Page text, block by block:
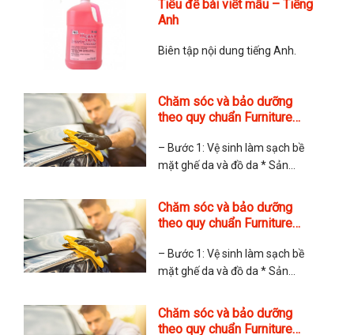
Tiêu đề bài viết mẫu – Tiếng
Anh
Biên tập nội dung tiếng Anh.
Chăm sóc và bảo dưỡng
theo quy chuẩn Furniture
– Bước 1: Vệ sinh làm sạch bề
mặt ghế da và đồ da * Sản
Clean. Sản phẩm gồm các dung
tích 100ml, 250ml, 500ml và 5 lít
ngấm nước vào bề mặt): Phun
Leather Ultra
Chăm sóc và bảo dưỡng
theo quy chuẩn Furniture
– Bước 1: Vệ sinh làm sạch bề
mặt ghế da và đồ da * Sản
Clean. Sản phẩm gồm các dung
tích 100ml, 250ml, 500ml và 5 lít
Chăm sóc và bảo dưỡng
theo quy chuẩn Furniture